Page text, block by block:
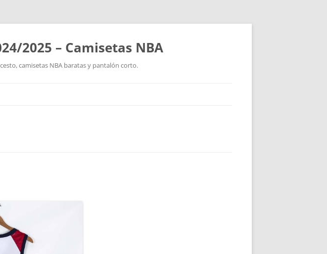
2025 – Camisetas NBA
camisetas NBA baratas y pantalón corto.